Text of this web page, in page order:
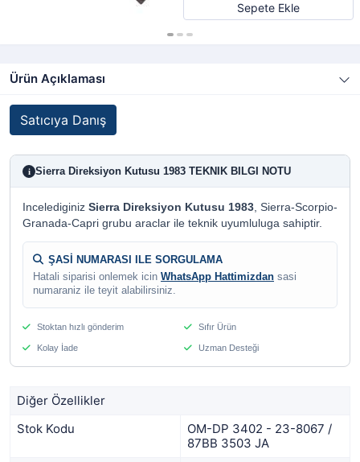
Sepete Ekle
Ürün Açıklaması
Satıcıya Danış
i Sierra Direksiyon Kutusu 1983 TEKNIK BILGI NOTU
Incelediginiz Sierra Direksiyon Kutusu 1983, Sierra-Scorpio-
Granada-Capri grubu araclar ile teknik uyumluluga sahiptir.
ŞASİ NUMARASI ILE SORGULAMA
Hatali siparisi onlemek icin WhatsApp Hattimizdan sasi
numaraniz ile teyit alabilirsiniz.
Stoktan hızlı gönderim Sıfır Ürün
Kolay İade Uzman Desteği
Diğer Özellikler
Stok Kodu
OM-DP 3402 - 23-8067 /
87BB 3503 JA